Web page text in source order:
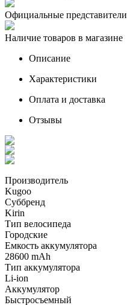
Официальные представители
Наличие товаров в магазине
Описание
Характеристики
Оплата и доставка
Отзывы
Производитель
Kugoo
Суббренд
Kirin
Тип велосипеда
Городские
Емкость аккумулятора
28600 mAh
Тип аккумулятора
Li-ion
Аккумулятор
Быстросъемный